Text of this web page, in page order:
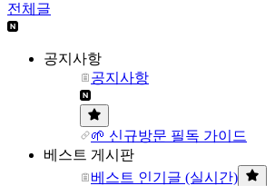
전체글
공지사항
공지사항
🌱 신규방문 필독 가이드
베스트 게시판
베스트 인기글 (실시간)